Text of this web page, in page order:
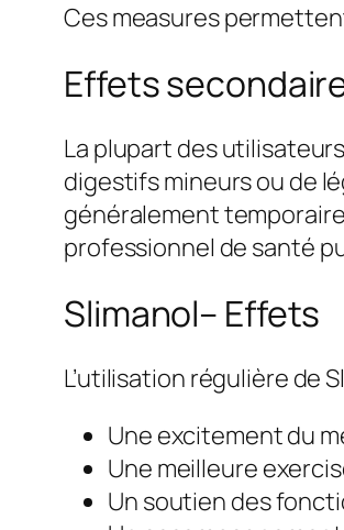
Ces measures
Effets
La plupart des
digestifs mineurs ou de
généralement
professionnel de santé
Slimanol– Effets
L’utilisation régulière de
Une excitement du
Une meilleure
Un soutien des